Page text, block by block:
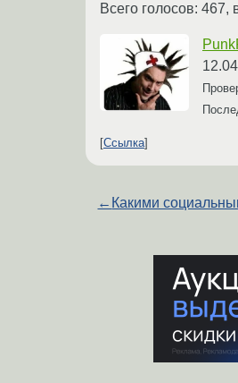
Всего голосов: 467,
Ссылка
← Какими